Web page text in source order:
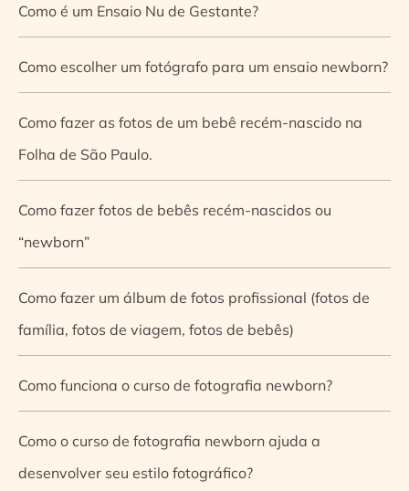
Como é um Ensaio Nu de Gestante?
Como escolher um fotógrafo para um ensaio newborn?
Como fazer as fotos de um bebê recém-nascido na
Folha de São Paulo.
Como fazer fotos de bebês recém-nascidos ou
“newborn”
Como fazer um álbum de fotos profissional (fotos de
família, fotos de viagem, fotos de bebês)
Como funciona o curso de fotografia newborn?
Como o curso de fotografia newborn ajuda a
desenvolver seu estilo fotográfico?